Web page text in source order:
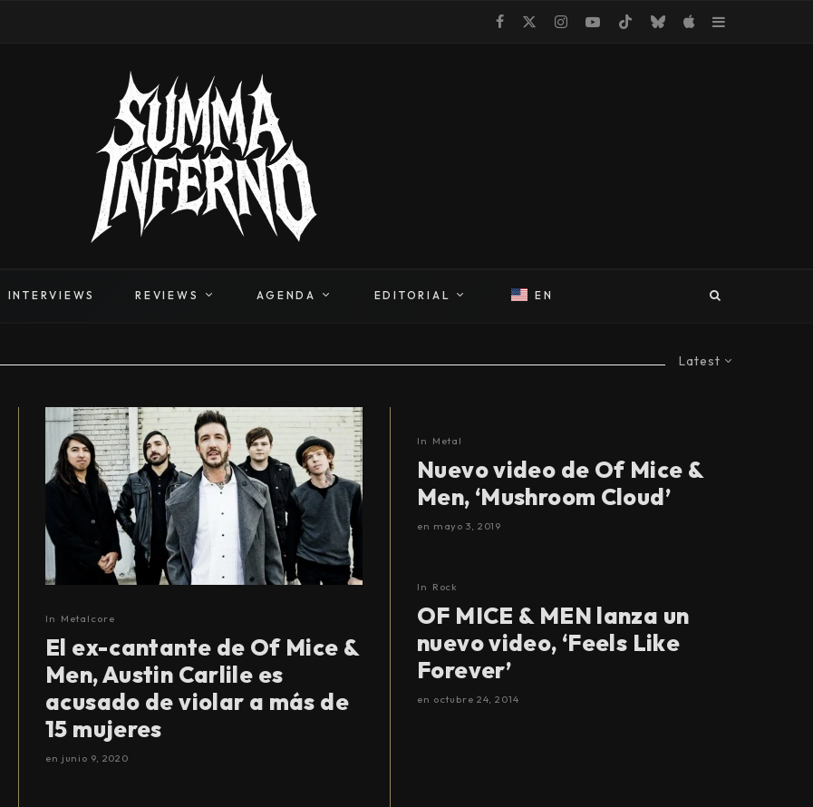
INTERVIEWS REVIEWS AGENDA EDITORIAL EN
Latest
In Metalcore
El ex-cantante de Of Mice &
Men, Austin Carlile es
acusado de violar a más de
15 mujeres
en junio 9, 2020
In Metal
Nuevo video de Of Mice &
Men, ‘Mushroom Cloud’
en mayo 3, 2019
In Rock
OF MICE & MEN lanza un
nuevo video, ‘Feels Like
Forever’
en octubre 24, 2014